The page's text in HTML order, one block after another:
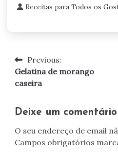
Receitas para Todos os
Navegação
de
Previous:
Gelatina de morango
caseira
Deixe um comentário
O seu endereço de email
Campos obrigatórios